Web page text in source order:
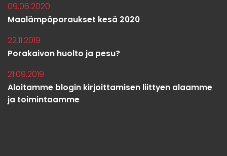
09.06.2020
Maalämpöporaukset kesä 2020
22.11.2019
Porakaivon huolto ja pesu?
21.09.2019
Aloitamme blogin kirjoittamisen liittyen alaamme
ja toimintaamme